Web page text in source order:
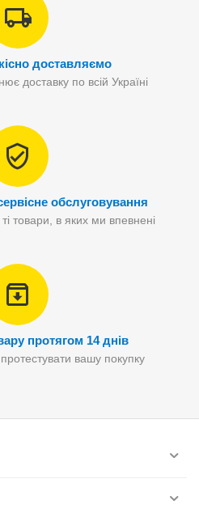
доставляємо
доставку по всій Україні
обслуговування
товари, в яких ми впевнені
протягом 14 днів
вашу покупку